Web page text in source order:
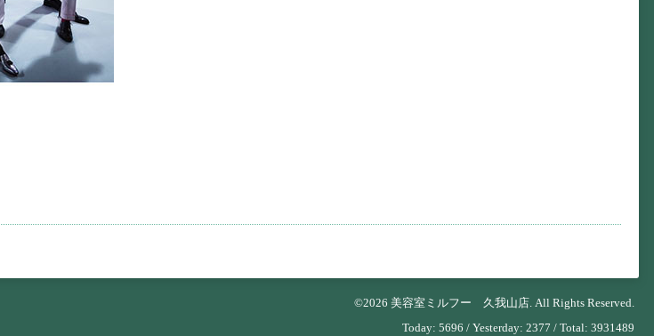
©2026 美容室ミルフー 久我山店. All Rights Reserved.
Today: 5696 / Yesterday: 2377 / Total: 3931489